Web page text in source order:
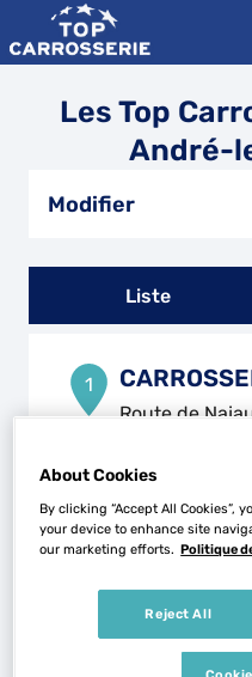
Les Top
André-
Modifier
Liste
1
Route de
Les Top Carrosserie dans
About Cookies
By clicking “Accept All Cookies”,
your device to enhance site
our marketing efforts. Politique
Reject All